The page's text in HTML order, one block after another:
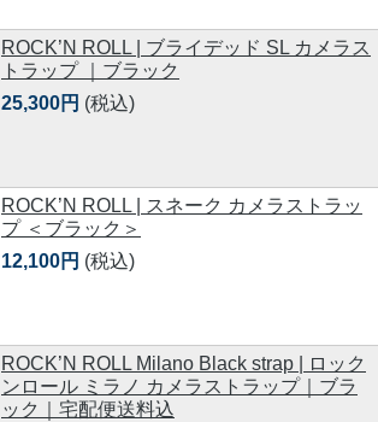
ROCK’N ROLL | ブライデッド SL カメラス
トラップ ｜ブラック
25,300円 (税込)
ROCK’N ROLL | スネーク カメラストラッ
プ ＜ブラック＞
12,100円 (税込)
ROCK’N ROLL Milano Black strap | ロック
ンロール ミラノ カメラストラップ｜ブラ
ック｜宅配便送料込